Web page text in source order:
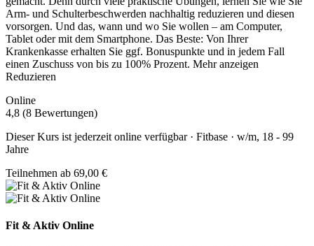
Arm- und Schulterbeschwerden nachhaltig reduzieren und diesen
vorsorgen. Und das, wann und wo Sie wollen – am Computer,
Tablet oder mit dem Smartphone. Das Beste: Von Ihrer
Krankenkasse erhalten Sie ggf. Bonuspunkte und in jedem Fall
einen Zuschuss von bis zu 100% Prozent. Mehr anzeigen
Reduzieren
Online
4,8 (8 Bewertungen)
Dieser Kurs ist jederzeit online verfügbar · Fitbase · w/m, 18 - 99
Jahre
Teilnehmen ab 69,00 €
Fit & Aktiv Online